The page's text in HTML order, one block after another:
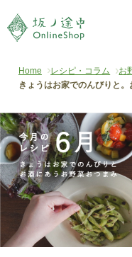
Home レシピ・コラム お
きょうはお家でのんびりと